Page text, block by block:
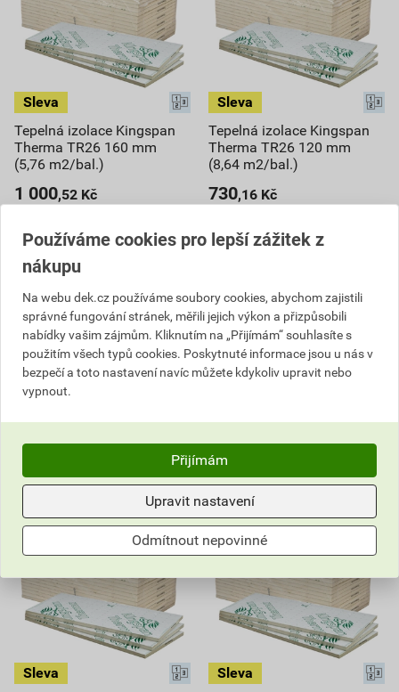
Tepelná izolace Kingspan
Therma TR26 160 mm
(5,76 m2/bal.)
1 000,52 Kč
6 938,94 Kč
5 763,02
cena za bal. s DPH
V centrálním skladu
Můžete mít 11. 8. v prodejně
bal.
Tepelná izolace Kingspan
Therma TR26 120 mm
(8,64 m2/bal.)
730,16 Kč
7 571,91 Kč
6 308
Vyberte si prodejnu
Dostupné jen v (1) prodejně
bal.
Používáme cookies pro lepší zážitek z
nákupu
Na webu dek.cz používáme soubory cookies, abychom zajistili
správné fungování stránek, měřili jejich výkon a přizpůsobili
nabídky vašim zájmům. Kliknutím na „Přijímám“ souhlasíte s
použitím všech typů cookies. Poskytnuté informace jsou u nás v
bezpečí a toto nastavení navíc můžete kdykoliv upravit nebo
vypnout.
Přijímám
Upravit nastavení
Odmítnout nepovinné